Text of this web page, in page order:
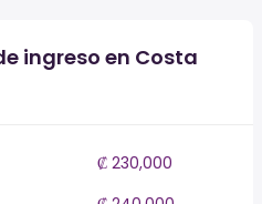
ingreso en Costa
₡ 230,000